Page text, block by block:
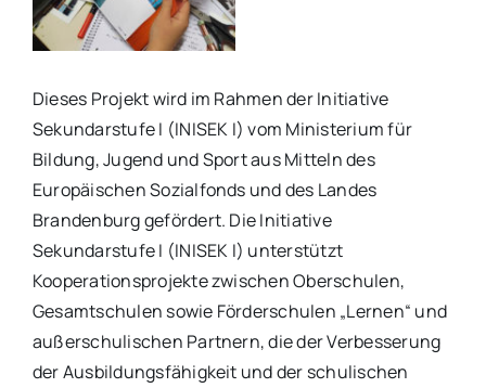
Dieses Projekt wird im Rahmen der Initiative
Sekundarstufe I (INISEK I) vom Ministerium für
Bildung, Jugend und Sport aus Mitteln des
Europäischen Sozialfonds und des Landes
Brandenburg gefördert. Die Initiative
Sekundarstufe I (INISEK I) unterstützt
Kooperationsprojekte zwischen Oberschulen,
Gesamtschulen sowie Förderschulen „Lernen“ und
außerschulischen Partnern, die der Verbesserung
der Ausbildungsfähigkeit und der schulischen